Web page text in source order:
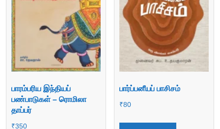
பாரம்பரிய இந்தியப்
பண்பாடுகள் – ரொமிலா
தாப்பர்
₹350
பார்ப்பனீயப் பாசிசம்
₹80